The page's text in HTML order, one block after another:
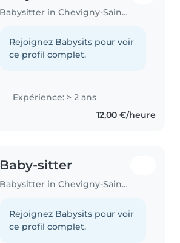
Babysitter in Chevigny-Saint-Sauveur
Rejoignez Babysits pour voir
ce profil complet.
Expérience: > 2 ans
12,00 €/heure
Baby-sitter
Babysitter in Chevigny-Saint-Sauveur
Rejoignez Babysits pour voir
ce profil complet.